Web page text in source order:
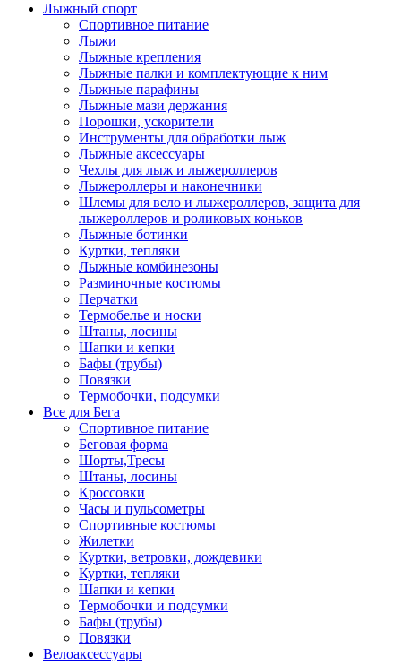
Лыжный спорт
Спортивное питание
Лыжи
Лыжные крепления
Лыжные палки и комплектующие к ним
Лыжные парафины
Лыжные мази держания
Порошки, ускорители
Инструменты для обработки лыж
Лыжные аксессуары
Чехлы для лыж и лыжероллеров
Лыжероллеры и наконечники
Шлемы для вело и лыжероллеров, защита для
лыжероллеров и роликовых коньков
Лыжные ботинки
Куртки, тепляки
Лыжные комбинезоны
Разминочные костюмы
Перчатки
Термобелье и носки
Штаны, лосины
Шапки и кепки
Бафы (трубы)
Повязки
Термобочки, подсумки
Все для Бега
Спортивное питание
Беговая форма
Шорты,Тресы
Штаны, лосины
Кроссовки
Часы и пульсометры
Спортивные костюмы
Жилетки
Куртки, ветровки, дождевики
Куртки, тепляки
Шапки и кепки
Термобочки и подсумки
Бафы (трубы)
Повязки
Велоаксессуары